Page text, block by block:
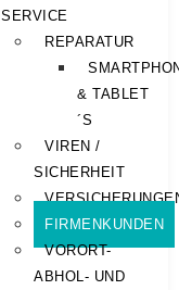
SERVICE
REPARATUR
& TABLET
´S
VIREN /
SICHERHEIT
FIRMENKUNDEN
VORORT-
ABHOL- UND